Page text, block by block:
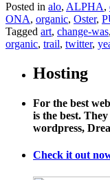
Posted in alo, ALPHA,
ONA, organic, Oster,
Tagged art, change-was,
organic, trail, twitter,
Hosting
For the best
is the best.
wordpress,
Check it out